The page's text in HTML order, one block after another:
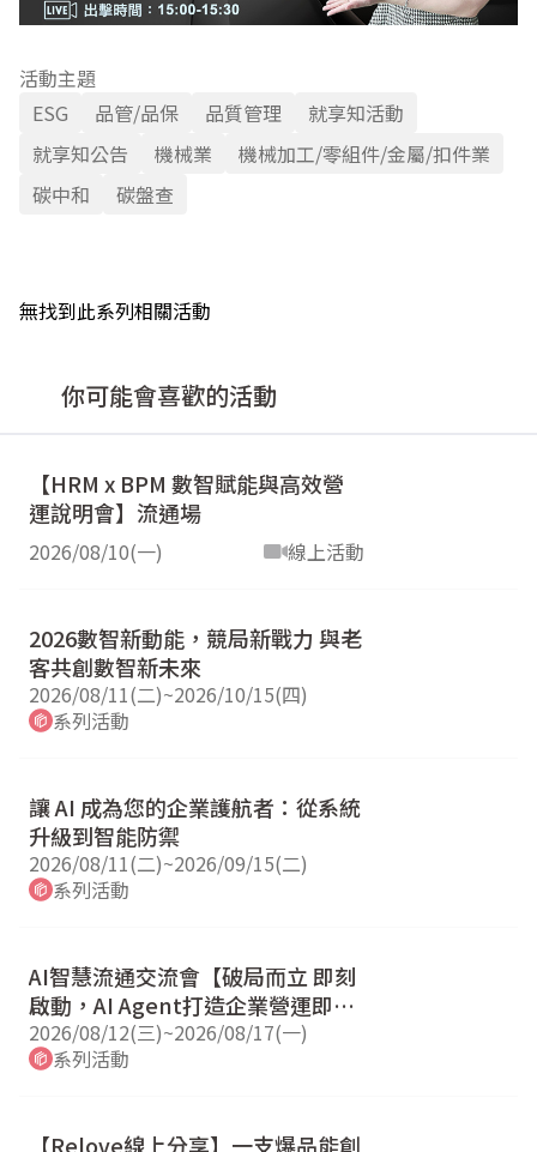
活動主題
ESG
品管/品保 品質管理
就享知活動
就享知公告
機械業
機械加工/零組件/金屬/扣件業
碳中和
碳盤查
無找到此系列相關活動
你可能會喜歡的活動
【HRM x BPM 數智賦能與高效營
運說明會】流通場
2026/08/10(一) 線上活動
2026數智新動能，競局新戰力 與老
客共創數智新未來
2026/08/11(二)~2026/10/15(四)
系列活動
讓 AI 成為您的企業護航者：從系統
升級到智能防禦
2026/08/11(二)~2026/09/15(二)
系列活動
AI智慧流通交流會【破局而立 即刻
啟動，AI Agent打造企業營運即戰
力 】
2026/08/12(三)~2026/08/17(一)
系列活動
【Relove線上分享】一支爆品能創